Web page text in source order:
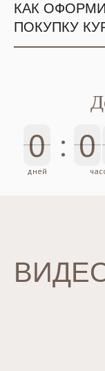
КАК
ПОКУПКУ
0
0
дней
: 0
0